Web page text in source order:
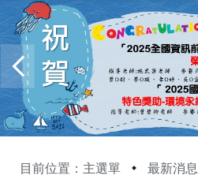
目前位置：主選單 最新消息